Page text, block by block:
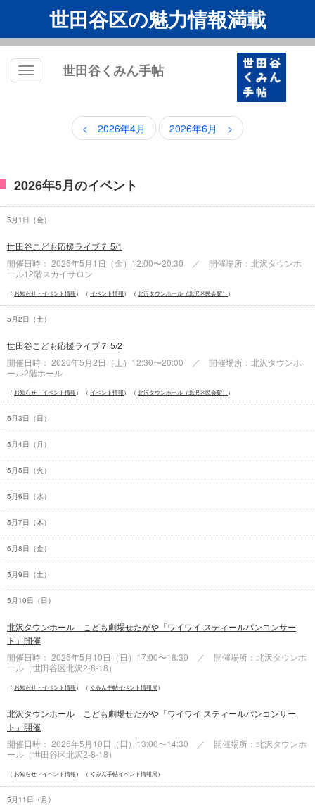
世田谷区の魅力情報満載
Toggle
世田谷くみん手帖
< 2026年4月 2026年6月 >
2026年5月のイベント
5月1日（金）
世田谷こども応援ライブ７ 5/1
開催日時： 2026年5月1日（金）12:00〜20:30 ／ 開催場所：北沢タウンホ
ール12階スカイサロン
お知らせ・イベント情報 イベント情報 北沢タウンホール（北沢区民会館）
5月2日（土）
世田谷こども応援ライブ７ 5/2
開催日時： 2026年5月2日（土）12:30〜20:00 ／ 開催場所：北沢タウンホ
ール2階ホール
お知らせ・イベント情報 イベント情報 北沢タウンホール（北沢区民会館）
5月3日（日）
5月4日（ 月 ）
5月5日（火）
5月6日（水）
5月7日（木）
5月8日（金）
5月9日（土）
5月10日（日）
北沢タウンホール こども劇場せたがや「ワイワイ スティールパンコンサー
ト」開催
開催日時： 2026年5月10日（ 日 ）17:00〜18:30 ／ 開催場所：北沢タウンホ
ール（世田谷区北沢2-8-18）
お知らせ・イベント情報 くみん手帖イベント情報局
北沢タウンホール こども劇場せたがや「ワイワイ スティールパンコンサー
ト」開催
開催日時： 2026年5月10日（ 日 ）13:00〜14:30 ／ 開催場所：北沢タウンホ
ール（世田谷区北沢2-8-18）
お知らせ・イベント情報 くみん手帖イベント情報局
5月11日（ 月 ）